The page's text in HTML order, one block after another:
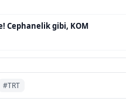
Cephanelik gibi, KOM
#TRT